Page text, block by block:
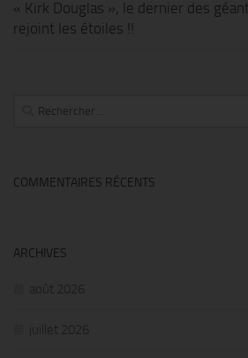
« Kirk Douglas », le dernier des
rejoint les étoiles !!
Rechercher :
COMMENTAIRES RÉCENTS
ARCHIVES
août 2026
juillet 2026